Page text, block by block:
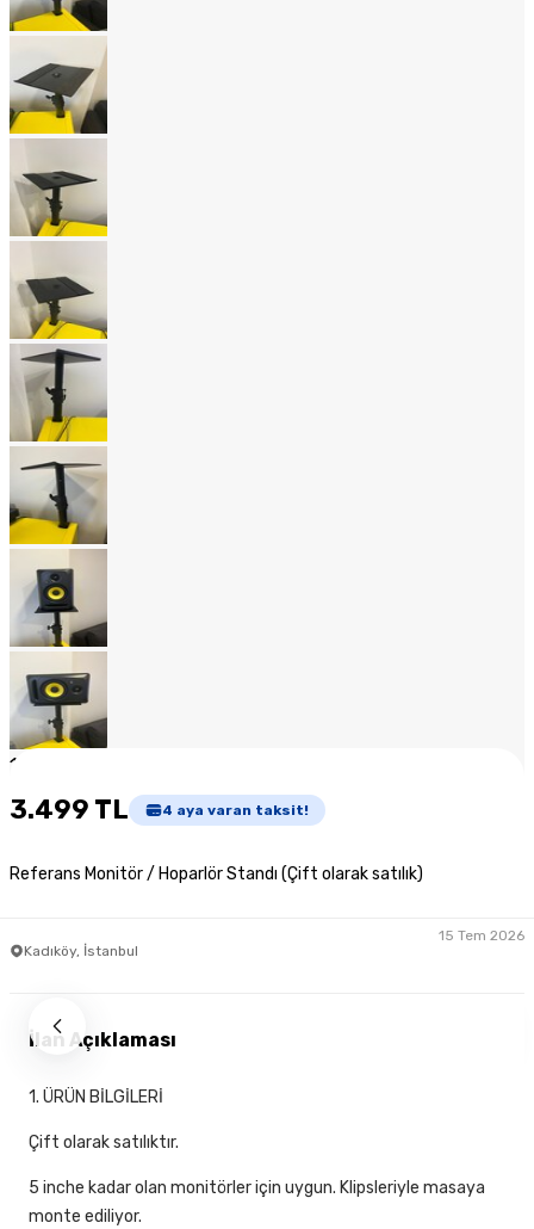
1
3.499 TL 4 aya varan taksit!
Referans Monitör / Hoparlör Standı (Çift olarak satılık)
Kadıköy, İstanbul
15 Tem 2026
İlan Açıklaması
1. ÜRÜN BİLGİLERİ
Çift olarak satılıktır.
5 inche kadar olan monitörler için uygun. Klipsleriyle masaya
monte ediliyor.